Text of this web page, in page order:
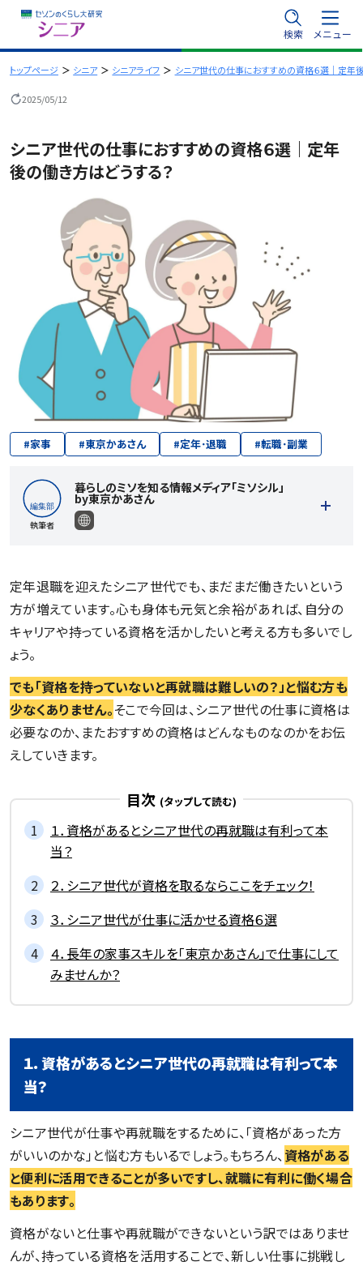
容
を
プ
検索 メニュー
トップページ シニア シニアライフ シニア世代の仕事におすすめの資格６選｜定年
2025/05/12
シニア世代の仕事におすすめの資格６選｜定年
後の働き方はどうする？
#家事 #東京かあさん #定年･退職 #転職･副業
執筆者
暮らしのミソを知る情報メディア「ミソシル」
by東京かあさん
定年退職を迎えたシニア世代でも、まだまだ働きたいという
方が増えています。心も身体も元気と余裕があれば、自分の
キャリアや持っている資格を活かしたいと考える方も多いでし
ょう。
でも「資格を持っていないと再就職は難しいの？」と悩む方も
少なくありません。そこで今回は、シニア世代の仕事に資格は
必要なのか、またおすすめの資格はどんなものなのかをお伝
えしていきます。
目次
１．資格があるとシニア世代の再就職は有利って本
当？
２．シニア世代が資格を取るならここをチェック！
３．シニア世代が仕事に活かせる資格６選
４．長年の家事スキルを「東京かあさん」で仕事にして
みませんか？
１．資格があるとシニア世代の再就職は有利って本
当？
シニア世代が仕事や再就職をするために、「資格があった方
がいいのかな」と悩む方もいるでしょう。もちろん、 資格がある
と便利に活用できることが多いですし、就職に有利に働く場合
もあります。
資格がないと仕事や再就職ができないという訳ではありませ
んが、持っている資格を活用することで、新しい仕事に挑戦し